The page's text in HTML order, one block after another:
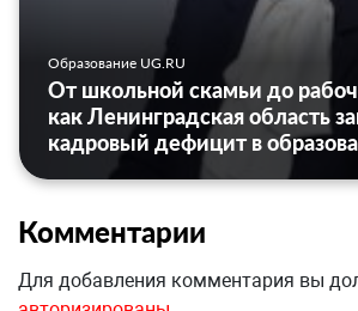
Образование UG.RU
От школьной скамьи до
как Ленинградская область
кадровый дефицит в
Комментарии
Для добавления комментария вы